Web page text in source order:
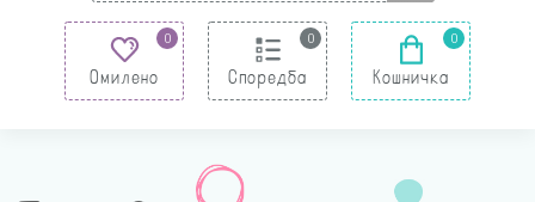
0
Омилено
0
Споредба
0
Кошничка